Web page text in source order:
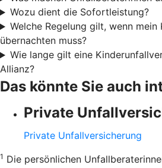
Wozu dient die Sofortleistung?
Welche Regelung gilt, wenn mein
übernachten muss?
Wie lange gilt eine
Allianz?
Das könnte Sie auch
Private
Private Unfallversicherung
1 Die persönlichen